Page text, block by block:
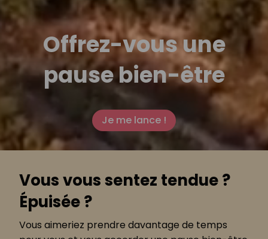
Offrez-vous une
pause bien-être
Je me lance !
Vous vous sentez tendue ?
Épuisée ?
Vous aimeriez prendre davantage de temps